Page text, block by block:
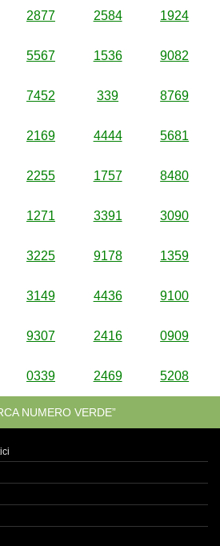
2877 2584 1924
5567 1536 9082
7452 339 8769
2169 4444 5681
2255 1757 8480
1271 3391 3090
3225 9178 1359
3149 4436 9100
9307 2416 0909
0339 2469 5208
NUMERO VERDE”